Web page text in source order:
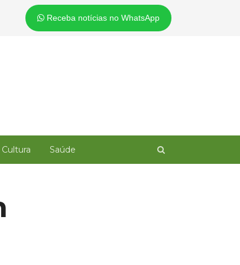
Receba notícias no WhatsApp
Cultura Saúde